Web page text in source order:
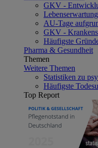
GKV -
AU-Tage
GKV -
Häufigste
Pharma & Gesundheit
Themen
Weitere Themen
Statistiken zu
Häufigste
Top Report